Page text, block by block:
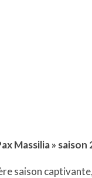
Massilia » saison
saison